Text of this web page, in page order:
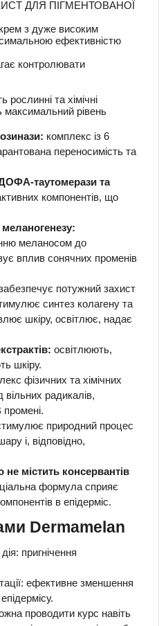
ДЛЯ ПІГМЕНТОВАНОЇ
з дуже високим
ефективністю
контролювати
та хімічні
рівень
комплекс із 6
переносимість та
таутомерази та
компонентів, що
меланосом до
вплив сонячних променів
потужний захист
синтез колагену та
шкіру, освітлює, надає
освітлюють,
шкіру.
фізичних та хімічних
радикалів,
промені.
природний процес
і, відповідно,
містить консервантів
формула сприяє
в епідерміс.
Dermamelan
пригнічення
ефективне зменшення
проводити курс навіть